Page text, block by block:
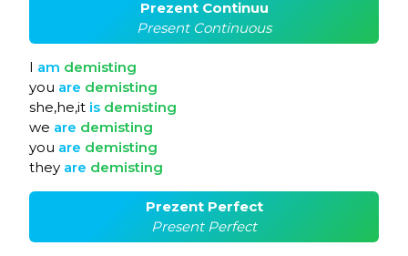
Prezent Continuu
Present Continuous
I am demisting
you are demisting
she,he,it is demisting
we are demisting
you are demisting
they are demisting
Prezent Perfect
Present Perfect